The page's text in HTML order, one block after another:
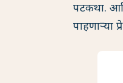
पटकथा.
पाहणाऱ्या